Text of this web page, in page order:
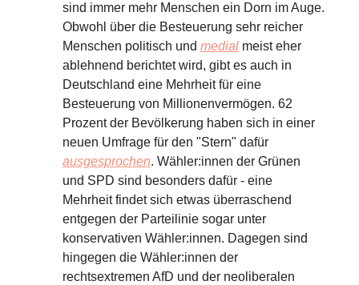
sind immer mehr Menschen ein Dorn im Auge.
Obwohl über die Besteuerung sehr reicher
Menschen politisch und medial meist eher
ablehnend berichtet wird, gibt es auch in
Deutschland eine Mehrheit für eine
Besteuerung von Millionenvermögen. 62
Prozent der Bevölkerung haben sich in einer
neuen Umfrage für den "Stern" dafür
ausgesprochen. Wähler:innen der Grünen
und SPD sind besonders dafür - eine
Mehrheit findet sich etwas überraschend
entgegen der Parteilinie sogar unter
konservativen Wähler:innen. Dagegen sind
hingegen die Wähler:innen der
rechtsextremen AfD und der neoliberalen